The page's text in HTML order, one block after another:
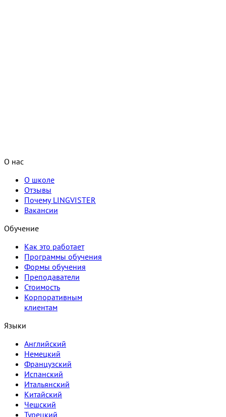
О нас
О школе
Отзывы
Почему LINGVISTER
Вакансии
Обучение
Как это работает
Программы обучения
Формы обучения
Преподаватели
Стоимость
Корпоративным
клиентам
Языки
Английский
Немецкий
Французский
Испанский
Итальянский
Китайский
Чешский
Турецкий